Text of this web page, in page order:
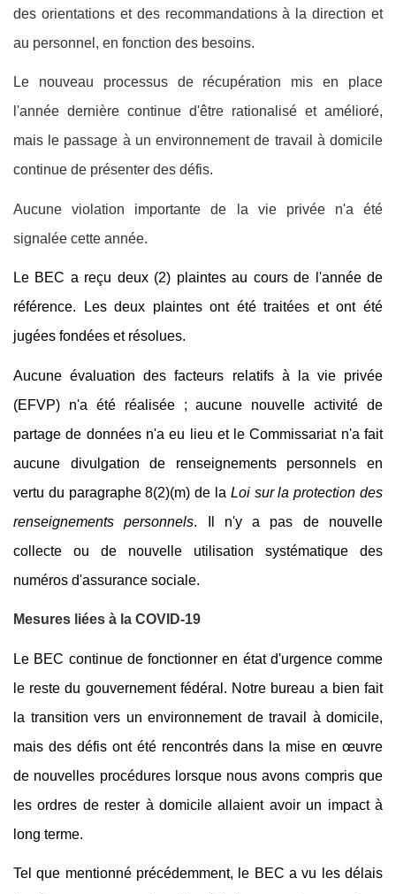
des orientations et des recommandations à la direction et
au personnel, en fonction des besoins.
Le nouveau processus de récupération mis en place
l'année dernière continue d'être rationalisé et amélioré,
mais le passage à un environnement de travail à domicile
continue de présenter des défis.
Aucune violation importante de la vie privée n'a été
signalée cette année.
Le BEC a reçu deux (2) plaintes au cours de l'année de
référence. Les deux plaintes ont été traitées et ont été
jugées fondées et résolues.
Aucune évaluation des facteurs relatifs à la vie privée
(EFVP) n'a été réalisée ; aucune nouvelle activité de
partage de données n'a eu lieu et le Commissariat n'a fait
aucune divulgation de renseignements personnels en
vertu du paragraphe 8(2)(m) de la Loi sur la protection des
renseignements personnels. Il n'y a pas de nouvelle
collecte ou de nouvelle utilisation systématique des
numéros d'assurance sociale.
Mesures liées à la COVID-19
Le BEC continue de fonctionner en état d'urgence comme
le reste du gouvernement fédéral. Notre bureau a bien fait
la transition vers un environnement de travail à domicile,
mais des défis ont été rencontrés dans la mise en œuvre
de nouvelles procédures lorsque nous avons compris que
les ordres de rester à domicile allaient avoir un impact à
long terme.
Tel que mentionné précédemment, le BEC a vu les délais